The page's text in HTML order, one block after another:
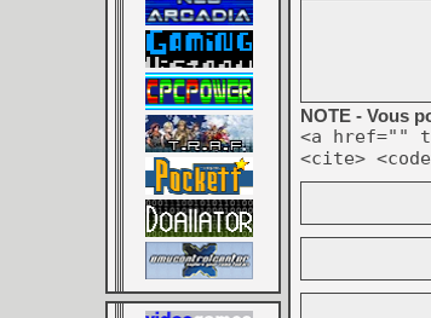
NOTE - Vous
<a href=""
<cite>